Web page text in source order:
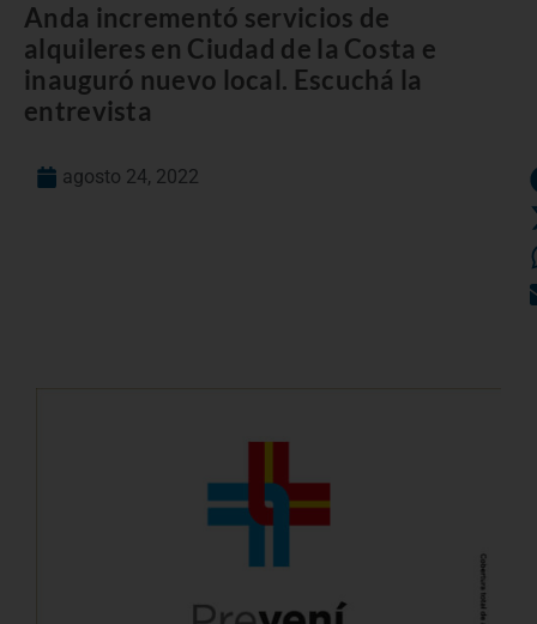
Anda incrementó servicios de
alquileres en Ciudad de la Costa e
inauguró nuevo local. Escuchá la
entrevista
agosto 24, 2022